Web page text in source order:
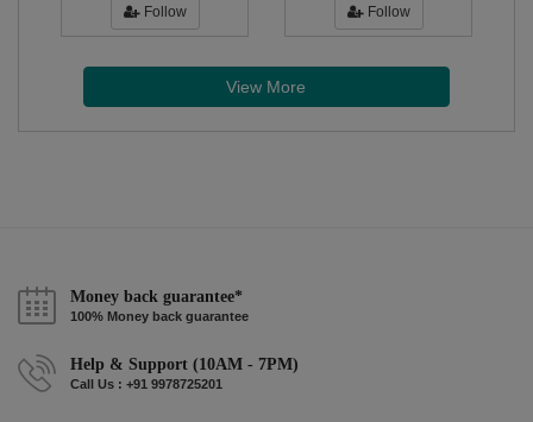
Follow Follow
View More
Money back guarantee*
100% Money back guarantee
Help & Support (10AM - 7PM)
Call Us : +91 9978725201